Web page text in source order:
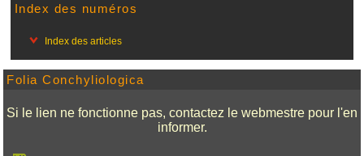
Index des numéros
Index des articles
Folia Conchyliologica
Si le lien ne fonctionne pas, contactez le webmestre pour l'en
informer.